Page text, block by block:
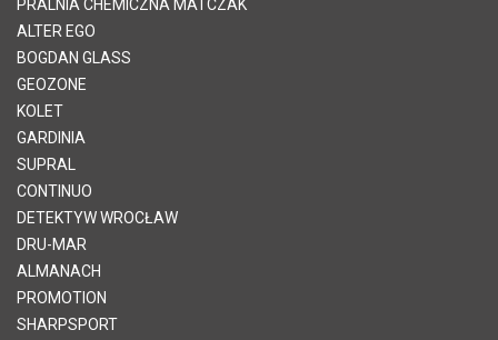
PRALNIA CHEMICZNA MATCZAK
ALTER EGO
BOGDAN GLASS
GEOZONE
KOLET
GARDINIA
SUPRAL
CONTINUO
DETEKTYW WROCŁAW
DRU-MAR
ALMANACH
PROMOTION
SHARPSPORT